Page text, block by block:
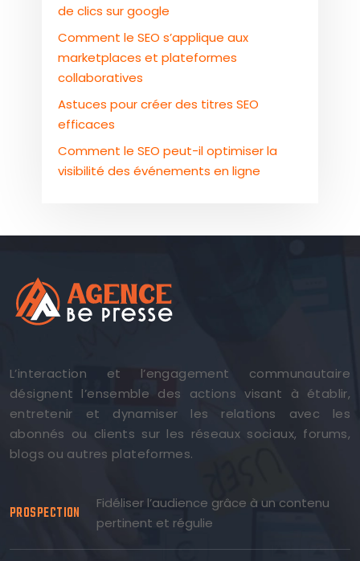
de clics sur google
Comment le SEO s’applique aux
marketplaces et plateformes
collaboratives
Astuces pour créer des titres SEO
efficaces
Comment le SEO peut-il optimiser la
visibilité des événements en ligne
L’interaction et l’engagement communautaire
désignent l’ensemble des actions visant à établir,
entretenir et dynamiser les relations avec les
abonnés ou clients sur les réseaux sociaux, forums,
blogs ou autres plateformes.
PROSPECTION
Fidéliser l’audience grâce à un contenu
pertinent et régulie